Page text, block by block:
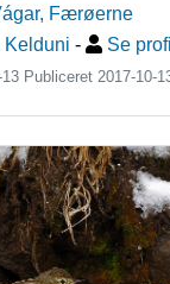
, Færøerne
Kelduni - Se profil
Publiceret 2017-10-